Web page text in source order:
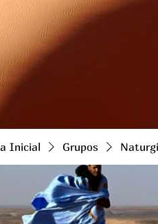
Inicial Grupos